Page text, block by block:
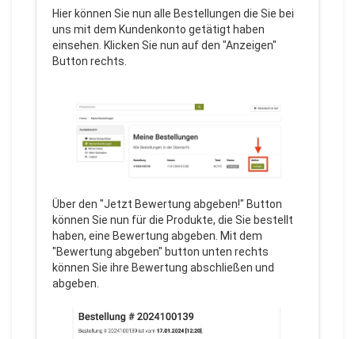
Hier können Sie nun alle Bestellungen die Sie bei
uns mit dem Kundenkonto getätigt haben
einsehen. Klicken Sie nun auf den "Anzeigen"
Button rechts.
Über den "Jetzt Bewertung abgeben!" Button
können Sie nun für die Produkte, die Sie bestellt
haben, eine Bewertung abgeben. Mit dem
"Bewertung abgeben" button unten rechts
können Sie ihre Bewertung abschließen und
abgeben.